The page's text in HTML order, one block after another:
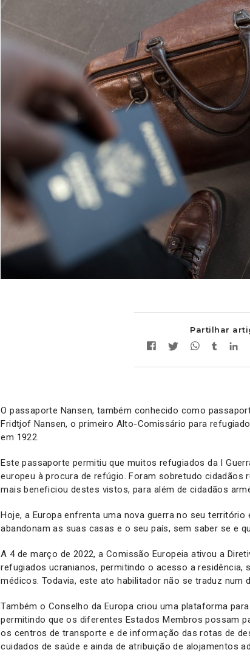
Partilhar
O passaporte Nansen, também conhecido como
Fridtjof Nansen, o primeiro Alto-Comissário para
em 1922.
Este passaporte permitiu que muitos refugiados da I
europeu à procura de refúgio. Foram sobretudo cidadãos
mais beneficiou destes vistos, para além de cidadãos
Hoje, a Europa enfrenta uma nova guerra no seu
abandonam as suas casas e o seu país, sem saber se e
A 4 de março de 2022, a Comissão Europeia ativou a
refugiados ucranianos, permitindo o acesso a residência,
médicos. Todavia, este ato habilitador não se traduz num
Também o Conselho da Europa criou uma plataforma
permitindo que os diferentes Estados Membros possam
os centros de transporte e de informação das rotas de
cuidados de saúde e ainda de atribuição de alojamentos